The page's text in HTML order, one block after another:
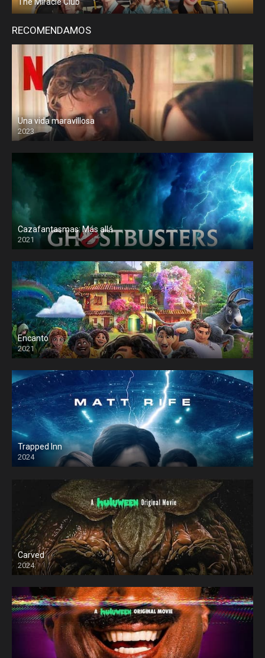
RECOMENDAMOS
Una vida maravillosa
2023
Cazafantasmas: Más allá
2021
Encanto
2021
Trapped Inn
2024
Carved
2024